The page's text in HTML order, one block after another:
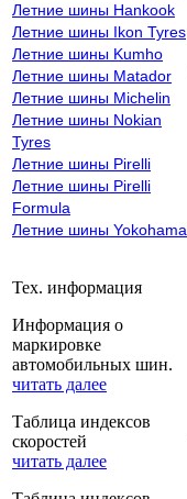
Летние шины Hankook
Летние шины Ikon Tyres
Летние шины Kumho
Летние шины Matador
Летние шины Michelin
Летние шины Nokian
Tyres
Летние шины Pirelli
Летние шины Pirelli
Formula
Летние шины Yokohama
Тех. информация
Информация о
маркировке
автомобильных шин.
читать далее
Таблица индексов
скоростей
читать далее